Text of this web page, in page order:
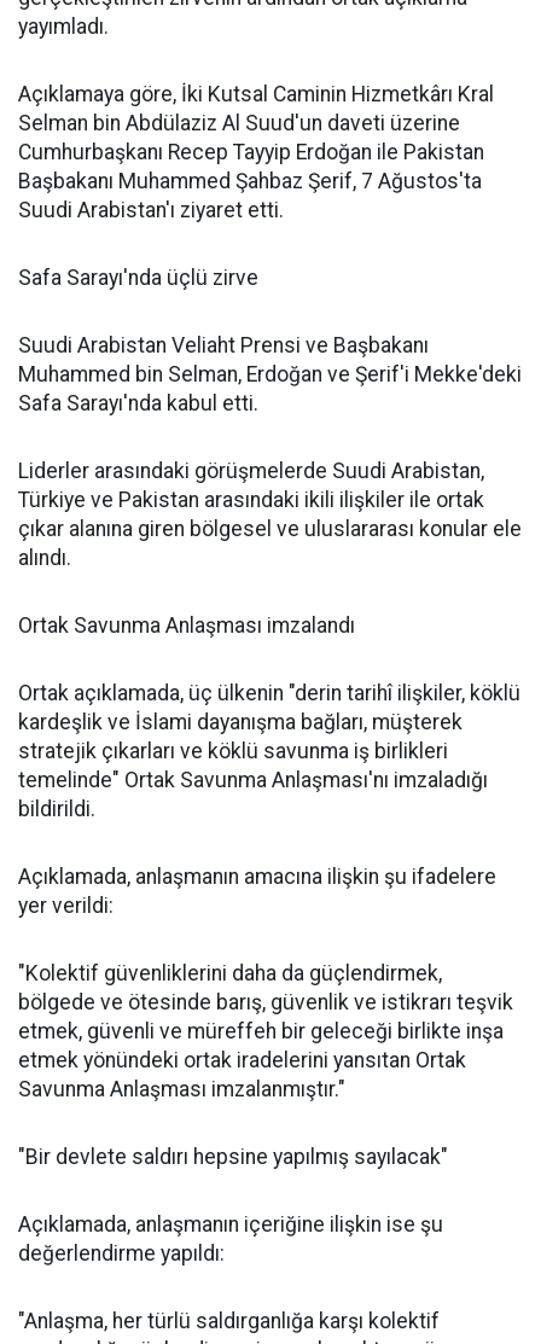
yayımladı.
Açıklamaya göre, İki Kutsal Caminin Hizmetkârı Kral
Selman bin Abdülaziz Al Suud'un daveti üzerine
Cumhurbaşkanı Recep Tayyip Erdoğan ile Pakistan
Başbakanı Muhammed Şahbaz Şerif, 7 Ağustos'ta
Suudi Arabistan'ı ziyaret etti.
Safa Sarayı'nda üçlü zirve
Suudi Arabistan Veliaht Prensi ve Başbakanı
Muhammed bin Selman, Erdoğan ve Şerif'i Mekke'deki
Safa Sarayı'nda kabul etti.
Liderler arasındaki görüşmelerde Suudi Arabistan,
Türkiye ve Pakistan arasındaki ikili ilişkiler ile ortak
çıkar alanına giren bölgesel ve uluslararası konular ele
alındı.
Ortak Savunma Anlaşması imzalandı
Ortak açıklamada, üç ülkenin "derin tarihî ilişkiler, köklü
kardeşlik ve İslami dayanışma bağları, müşterek
stratejik çıkarları ve köklü savunma iş birlikleri
temelinde" Ortak Savunma Anlaşması'nı imzaladığı
bildirildi.
Açıklamada, anlaşmanın amacına ilişkin şu ifadelere
yer verildi:
"Kolektif güvenliklerini daha da güçlendirmek,
bölgede ve ötesinde barış, güvenlik ve istikrarı teşvik
etmek, güvenli ve müreffeh bir geleceği birlikte inşa
etmek yönündeki ortak iradelerini yansıtan Ortak
Savunma Anlaşması imzalanmıştır."
"Bir devlete saldırı hepsine yapılmış sayılacak"
Açıklamada, anlaşmanın içeriğine ilişkin ise şu
değerlendirme yapıldı:
"Anlaşma, her türlü saldırganlığa karşı kolektif